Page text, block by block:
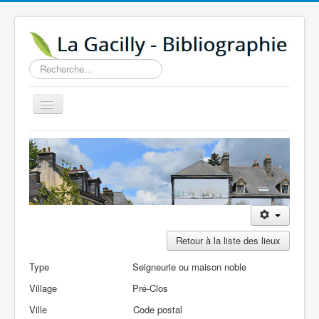
Rechercher
Basculer
la
Accueil
14e au 18e siècle
Sources
Contactez-nous
A propos
Retour à la liste des lieux
Type
Seigneurie ou maison noble
Village
Pré-Clos
Ville
Code postal